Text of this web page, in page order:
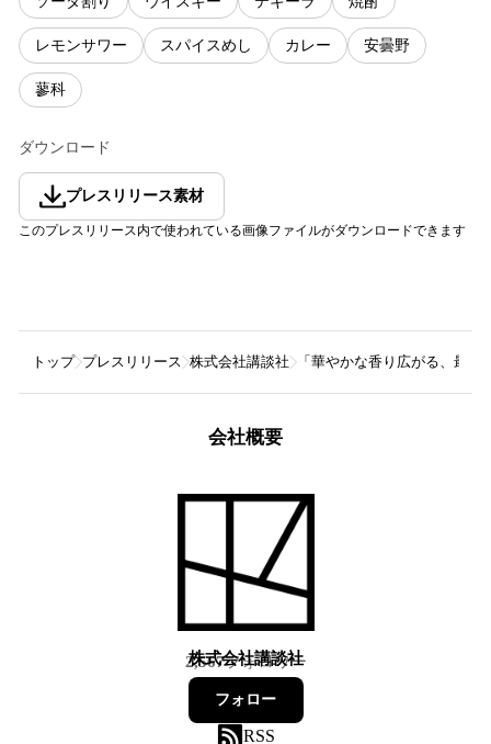
レモンサワー スパイスめし カレー 安曇野
蓼科
ダウンロード
プレスリリース素材
このプレスリリース内で使われている画像ファイルがダウンロードできます
トップ プレスリリース 株式会社講談社 「華やかな香り広がる、最
会社概要
株式会社講談社
2,567フォロワー
フォロー
RSS